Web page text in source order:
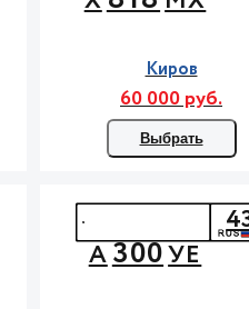
Киров
60 000 руб.
Выбрать
А300УЕ